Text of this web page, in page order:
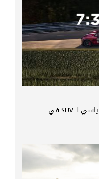
Xiaomi YU7 GT تحطّم الرقم القياسي لـ SUV في